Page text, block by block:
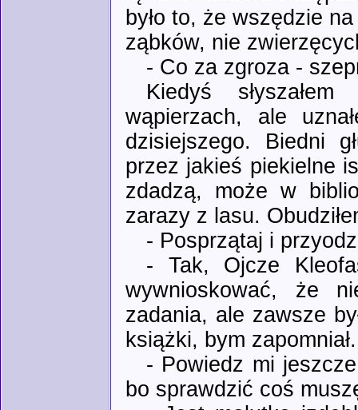
było to, że wszędzie
ząbków, nie
- Co za zgroza -
Kiedyś
wąpierzach, ale
dzisiejszego. Biedni
przez jakieś piekielne
zdadzą, może w
zarazy z lasu.
- Posprzątaj i
- Tak, Ojcze
wywnioskować, że
zadania, ale zawsze
książki, bym zapomniał.
- Powiedz mi
bo sprawdzić coś